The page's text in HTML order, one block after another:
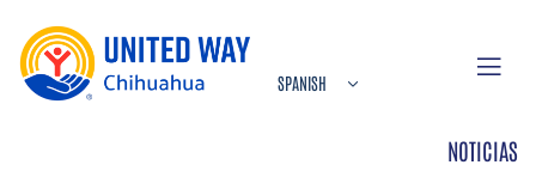
NOTICIAS